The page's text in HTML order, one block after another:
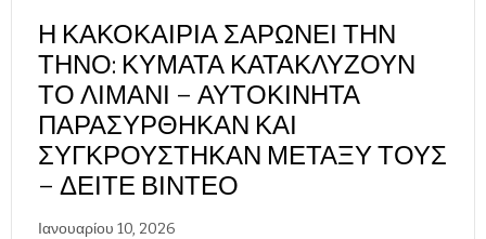
Η ΚΑΚΟΚΑΙΡΊΑ ΣΑΡΏΝΕΙ ΤΗΝ
ΤΉΝΟ: ΚΎΜΑΤΑ ΚΑΤΑΚΛΎΖΟΥΝ
ΤΟ ΛΙΜΆΝΙ – ΑΥΤΟΚΊΝΗΤΑ
ΠΑΡΑΣΎΡΘΗΚΑΝ ΚΑΙ
ΣΥΓΚΡΟΎΣΤΗΚΑΝ ΜΕΤΑΞΎ ΤΟΥΣ
– ΔΕΊΤΕ ΒΊΝΤΕΟ
Ιανουαρίου 10, 2026